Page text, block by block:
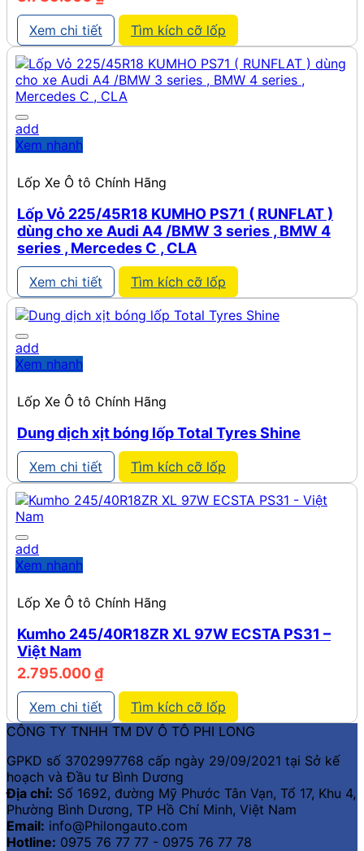
Xem chi tiết Tìm kích cỡ lốp
add
Xem nhanh
Lốp Xe Ô tô Chính Hãng
Lốp Vỏ 225/45R18 KUMHO PS71 ( RUNFLAT )
dùng cho xe Audi A4 /BMW 3 series , BMW 4
series , Mercedes C , CLA
Xem chi tiết Tìm kích cỡ lốp
add
Xem nhanh
Lốp Xe Ô tô Chính Hãng
Dung dịch xịt bóng lốp Total Tyres Shine
Xem chi tiết Tìm kích cỡ lốp
add
Xem nhanh
Lốp Xe Ô tô Chính Hãng
Kumho 245/40R18ZR XL 97W ECSTA PS31 –
Việt Nam
2.795.000₫
Xem chi tiết
Tìm kích cỡ lốp
CÔNG TY TNHH TM DV Ô TÔ PHI LONG
GPKD số 3702997768 cấp ngày 29/09/2021 tại Sở kế
hoạch và Đầu tư Bình Dương
Địa chỉ: Số 1692, đường Mỹ Phước Tân Vạn, Tổ 17, Khu 4,
Phường Bình Dương, TP Hồ Chí Minh, Việt Nam
Email: info@Philongauto.com
Hotline: 0975 76 77 77 - 0975 76 77 78